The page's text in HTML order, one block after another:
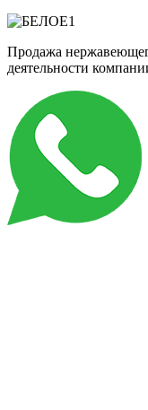
Продажа
деятельности